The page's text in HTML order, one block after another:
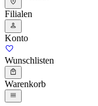
Filialen
Konto
Wunschlisten
Warenkorb